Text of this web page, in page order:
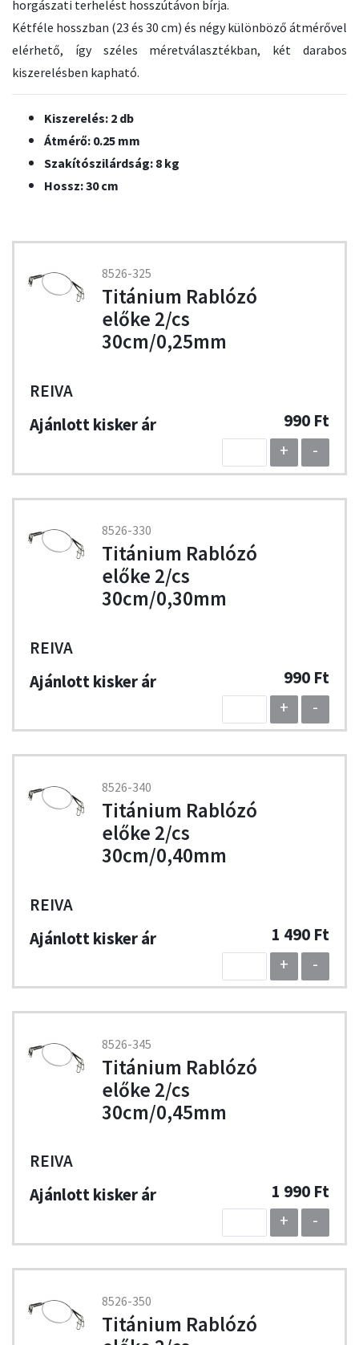
horgászati terhelést hosszútávon bírja.
Kétféle hosszban (23 és 30 cm) és négy különböző átmérővel
elérhető, így széles méretválasztékban, két darabos
kiszerelésben kapható.
Kiszerelés: 2 db
Átmérő: 0.25 mm
Szakítószilárdság: 8 kg
Hossz: 30 cm
8526-325
Titánium Rablózó
előke 2/cs
30cm/0,25mm
REIVA
990 Ft
+
-
8526-330
Titánium Rablózó
előke 2/cs
30cm/0,30mm
REIVA
990 Ft
+
-
8526-340
Titánium Rablózó
előke 2/cs
30cm/0,40mm
REIVA
1 490 Ft
+
-
8526-345
Titánium Rablózó
előke 2/cs
30cm/0,45mm
REIVA
1 990 Ft
+
-
8526-350
Titánium Rablózó